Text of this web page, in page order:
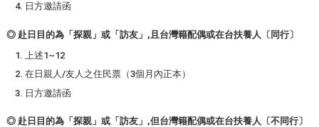
日方邀請函
◎ 赴日目的為「探親」或「訪友」,且台灣籍配偶或在台扶養人〔同行〕
上述1~12
在日親人/友人之住民票（3個月內正本）
日方邀請函
◎ 赴日目的為「探親」或「訪友」,但台灣籍配偶或在台扶養人〔不同行〕